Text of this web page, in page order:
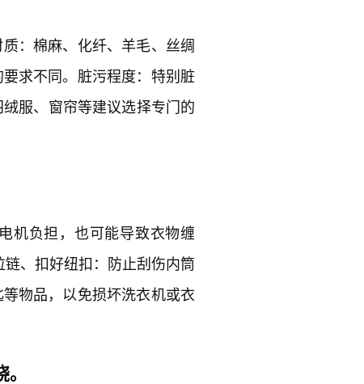
：棉麻、化纤、羊毛、丝绸
求不同。脏污程度：特别脏
服、窗帘等建议选择专门的
机负担，也可能导致衣物缠
、扣好纽扣：防止刮伤内筒
物品，以免损坏洗衣机或衣